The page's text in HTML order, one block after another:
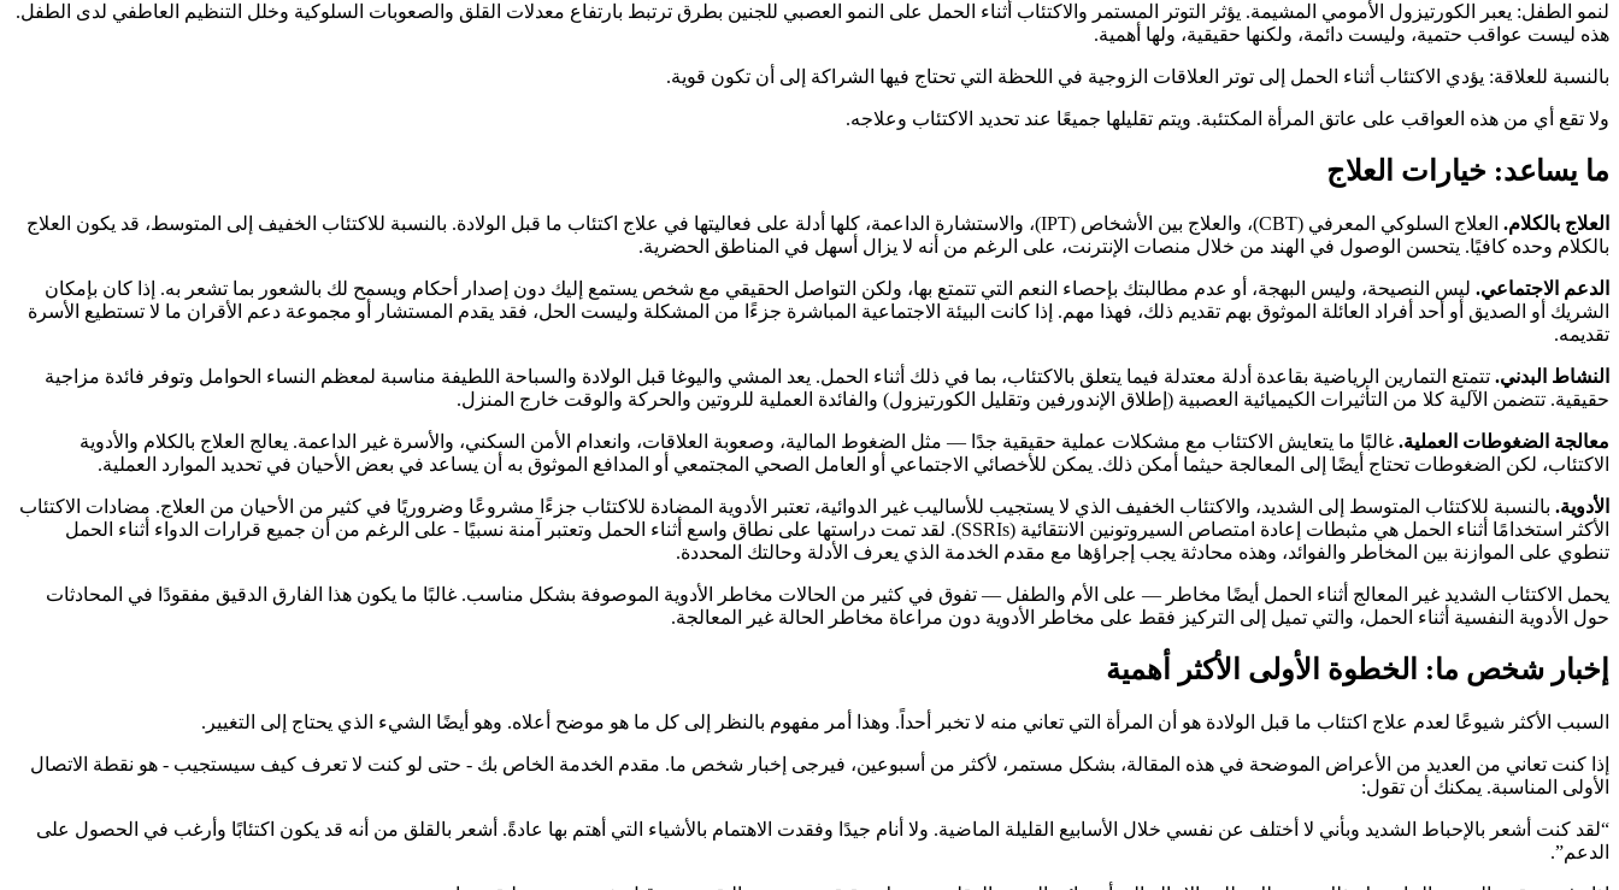
لنمو الطفل: يعبر الكورتيزول الأمومي المشيمة. يؤثر التوتر المستمر والاكتئاب أثناء الحمل على النمو العصبي للجنين بطرق ترتبط بارتفاع معدلات القلق والصعوبات السلوكية وخلل التنظيم العاطفي لدى الطفل.
هذه ليست عواقب حتمية، وليست دائمة، ولكنها حقيقية، ولها أهمية.
بالنسبة للعلاقة: يؤدي الاكتئاب أثناء الحمل إلى توتر العلاقات الزوجية في اللحظة التي تحتاج فيها الشراكة إلى أن تكون قوية.
ولا تقع أي من هذه العواقب على عاتق المرأة المكتئبة. ويتم تقليلها جميعًا عند تحديد الاكتئاب وعلاجه.
ما يساعد: خيارات العلاج
العلاج بالكلام.
العلاج السلوكي المعرفي (CBT)، والعلاج بين الأشخاص (IPT)، والاستشارة الداعمة، كلها أدلة على فعاليتها في علاج اكتئاب ما قبل الولادة. بالنسبة للاكتئاب الخفيف إلى المتوسط، قد يكون العلاج
بالكلام وحده كافيًا. يتحسن الوصول في الهند من خلال منصات الإنترنت، على الرغم من أنه لا يزال أسهل في المناطق الحضرية.
الدعم الاجتماعي. ليس النصيحة، وليس البهجة، أو عدم مطالبتك بإحصاء النعم التي تتمتع بها، ولكن التواصل الحقيقي مع شخص يستمع إليك دون إصدار أحكام ويسمح لك بالشعور بما تشعر به. إذا كان بإمكان
الشريك أو الصديق أو أحد أفراد العائلة الموثوق بهم تقديم ذلك، فهذا مهم. إذا كانت البيئة الاجتماعية المباشرة جزءًا من المشكلة وليست الحل، فقد يقدم المستشار أو مجموعة دعم الأقران ما لا تستطيع الأسرة
تقديمه.
النشاط البدني. تتمتع التمارين الرياضية بقاعدة أدلة معتدلة فيما يتعلق بالاكتئاب، بما في ذلك أثناء الحمل. يعد المشي واليوغا قبل الولادة والسباحة اللطيفة مناسبة لمعظم النساء الحوامل وتوفر فائدة مزاجية
حقيقية. تتضمن الآلية كلا من التأثيرات الكيميائية العصبية (إطلاق الإندورفين وتقليل الكورتيزول) والفائدة العملية للروتين والحركة والوقت خارج المنزل.
معالجة الضغوطات العملية. غالبًا ما يتعايش الاكتئاب مع مشكلات عملية حقيقية جدًا — مثل الضغوط المالية، وصعوبة العلاقات، وانعدام الأمن السكني، والأسرة غير الداعمة. يعالج العلاج بالكلام والأدوية
الاكتئاب، لكن الضغوطات تحتاج أيضًا إلى المعالجة حيثما أمكن ذلك. يمكن للأخصائي الاجتماعي أو العامل الصحي المجتمعي أو المدافع الموثوق به أن يساعد في بعض الأحيان في تحديد الموارد العملية.
الأدوية. بالنسبة للاكتئاب المتوسط ​​إلى الشديد، والاكتئاب الخفيف الذي لا يستجيب للأساليب غير الدوائية، تعتبر الأدوية المضادة للاكتئاب جزءًا مشروعًا وضروريًا في كثير من الأحيان من العلاج. مضادات الاكتئاب
الأكثر استخدامًا أثناء الحمل هي مثبطات إعادة امتصاص السيروتونين الانتقائية (SSRIs). لقد تمت دراستها على نطاق واسع أثناء الحمل وتعتبر آمنة نسبيًا - على الرغم من أن جميع قرارات الدواء أثناء الحمل
تنطوي على الموازنة بين المخاطر والفوائد، وهذه محادثة يجب إجراؤها مع مقدم الخدمة الذي يعرف الأدلة وحالتك المحددة.
يحمل الاكتئاب الشديد غير المعالج أثناء الحمل أيضًا مخاطر — على الأم والطفل — تفوق في كثير من الحالات مخاطر الأدوية الموصوفة بشكل مناسب. غالبًا ما يكون هذا الفارق الدقيق مفقودًا في المحادثات
حول الأدوية النفسية أثناء الحمل، والتي تميل إلى التركيز فقط على مخاطر الأدوية دون مراعاة مخاطر الحالة غير المعالجة.
إخبار شخص ما: الخطوة الأولى الأكثر أهمية
السبب الأكثر شيوعًا لعدم علاج اكتئاب ما قبل الولادة هو أن المرأة التي تعاني منه لا تخبر أحداً. وهذا أمر مفهوم بالنظر إلى كل ما هو موضح أعلاه. وهو أيضًا الشيء الذي يحتاج إلى التغيير.
إذا كنت تعاني من العديد من الأعراض الموضحة في هذه المقالة، بشكل مستمر، لأكثر من أسبوعين، فيرجى إخبار شخص ما. مقدم الخدمة الخاص بك - حتى لو كنت لا تعرف كيف سيستجيب - هو نقطة الاتصال
الأولى المناسبة. يمكنك أن تقول:
“لقد كنت أشعر بالإحباط الشديد وبأني لا أختلف عن نفسي خلال الأسابيع القليلة الماضية. ولا أنام جيدًا وفقدت الاهتمام بالأشياء التي أهتم بها عادةً. أشعر بالقلق من أنه قد يكون اكتئابًا وأرغب في الحصول على
الدعم”.